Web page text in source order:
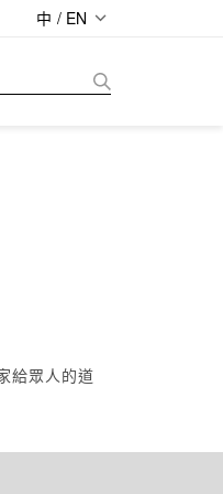
中 / EN
給眾人的道